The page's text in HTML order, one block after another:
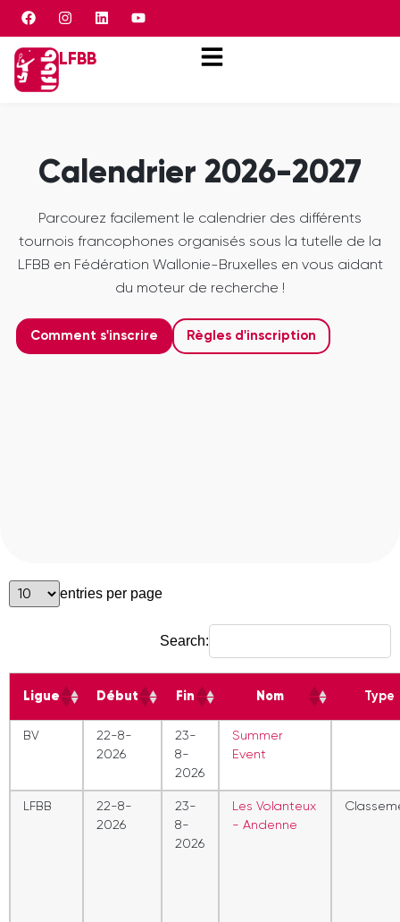
Panneau de gestion des cookies
LFBB
Calendrier 2026-2027
Parcourez facilement le calendrier des différents
tournois francophones organisés sous la tutelle de la
LFBB en Fédération Wallonie-Bruxelles en vous aidant
du moteur de recherche !
Comment s'inscrire Règles d'inscription
entries per page
Search:
Ligue Début Fin Nom Type
BV
22-8-
2026
23-
8-
2026
Summer
Event
LFBB
22-8-
2026
23-
8-
2026
Les Volanteux
- Andenne